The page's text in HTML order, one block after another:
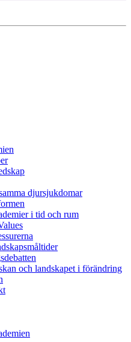
djursjukdomar
i tid och rum
och landskapet i förändring